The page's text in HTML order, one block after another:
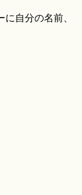
自分の名前、